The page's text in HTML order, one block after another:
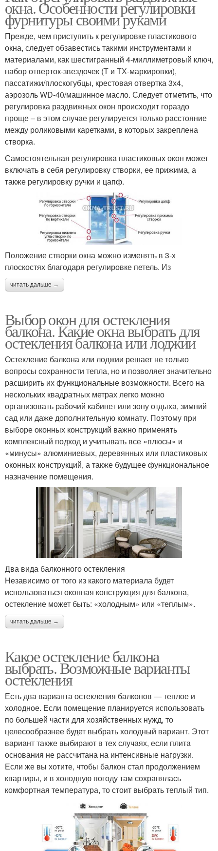
окна. Особенности регулировки
фурнитуры своими руками
Прежде, чем приступить к регулировке пластикового
окна, следует обзавестись такими инструментами и
материалами, как шестигранный 4-миллиметровый ключ,
набор отверток-звездочек (Т и ТХ-маркировки),
пассатижи/плоскогубцы, крестовая отвертка 3х4,
аэрозоль WD-40/машинное масло. Следует отметить, что
регулировка раздвижных окон происходит гораздо
проще – в этом случае регулируется только расстояние
между роликовыми каретками, в которых закреплена
створка.
Самостоятельная регулировка пластиковых окон может
включать в себя регулировку створки, ее прижима, а
также регулировку ручки и цапф.
Положение створки окна можно изменять в 3-х
плоскостях благодаря регулировке петель. Из
читать дальше →
Выбор окон для остекления
балкона. Какие окна выбрать для
остекления балкона или лоджии
Остекление балкона или лоджии решает не только
вопросы сохранности тепла, но и позволяет значительно
расширить их функциональные возможности. Всего на
нескольких квадратных метрах легко можно
организовать рабочий кабинет или зону отдыха, зимний
сад или даже дополнительную комнату. Поэтому при
выборе оконных конструкций важно применять
комплексный подход и учитывать все «плюсы» и
«минусы» алюминиевых, деревянных или пластиковых
оконных конструкций, а также будущее функциональное
назначение помещения.
Два вида балконного остекления
Независимо от того из какого материала будет
использоваться оконная конструкция для балкона,
остекление может быть: «холодным» или «теплым».
читать дальше →
Какое остекление балкона
выбрать. Возможные варианты
остекления
Есть два варианта остекления балконов — теплое и
холодное. Если помещение планируется использовать
по большей части для хозяйственных нужд, то
целесообразнее будет выбрать холодный вариант. Этот
вариант также выбирают в тех случаях, если плита
основания не рассчитана на интенсивные нагрузки.
Если же вы хотите, чтобы балкон стал продолжением
квартиры, и в холодную погоду там сохранялась
комфортная температура, то стоит выбрать теплый тип.